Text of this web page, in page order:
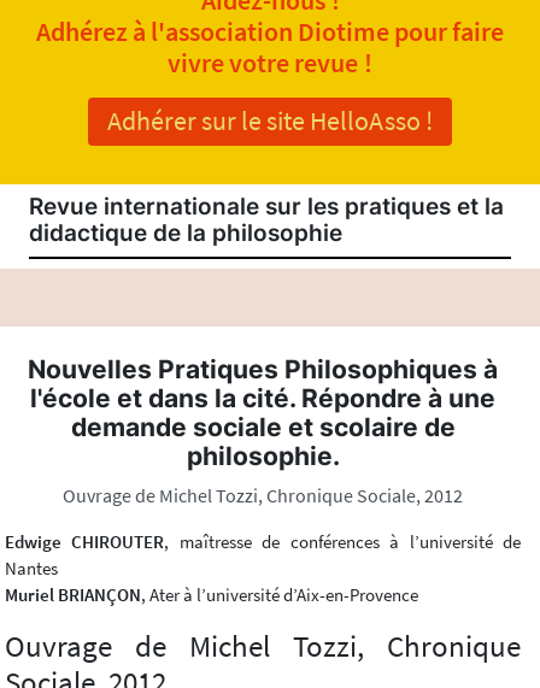
Adhérez à l'association Diotime pour faire
vivre votre revue !
Adhérer sur le site HelloAsso !
Revue internationale sur les pratiques et la
didactique de la philosophie
Nouvelles Pratiques Philosophiques à
l'école et dans la cité. Répondre à une
demande sociale et scolaire de
philosophie.
Ouvrage de Michel Tozzi, Chronique Sociale, 2012
Edwige CHIROUTER, maîtresse de conférences à l’université de
Nantes
Muriel BRIANÇON, Ater à l’université d’Aix-en-Provence
Ouvrage de Michel Tozzi, Chronique